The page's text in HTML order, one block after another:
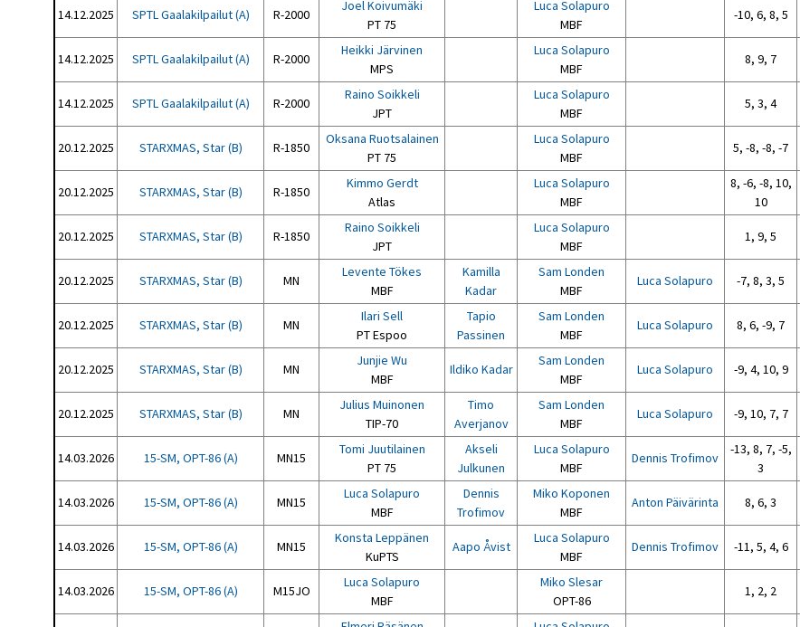
14.12.2025 SPTL Gaalakilpailut (A) R-2000
Joel Koivumäki
PT 75
Luca Solapuro
MBF
-10, 6, 8, 5
14.12.2025 SPTL Gaalakilpailut (A) R-2000
Heikki Järvinen
MPS
Luca Solapuro
MBF
8, 9, 7
14.12.2025 SPTL Gaalakilpailut (A) R-2000
Raino Soikkeli
JPT
Luca Solapuro
MBF
5, 3, 4
20.12.2025 STARXMAS, Star (B) R-1850
Oksana Ruotsalainen
PT 75
Luca Solapuro
MBF
5, -8, -8, -7
20.12.2025 STARXMAS, Star (B) R-1850
Kimmo Gerdt
Atlas
Luca Solapuro
MBF
8, -6, -8, 10,
10
20.12.2025 STARXMAS, Star (B) R-1850
Raino Soikkeli
JPT
Luca Solapuro
MBF
1, 9, 5
20.12.2025 STARXMAS, Star (B) MN
Levente Tökes
MBF
Kamilla
Kadar
Sam Londen
MBF
Luca Solapuro -7, 8, 3, 5
20.12.2025 STARXMAS, Star (B) MN
Ilari Sell
PT Espoo
Tapio
Passinen
Sam Londen
MBF
Luca Solapuro 8, 6, -9, 7
20.12.2025 STARXMAS, Star (B) MN
Junjie Wu
MBF
Ildiko Kadar
Sam Londen
MBF
Luca Solapuro -9, 4, 10, 9
20.12.2025 STARXMAS, Star (B) MN
Julius Muinonen
TIP-70
Timo
Averjanov
Sam Londen
MBF
Luca Solapuro -9, 10, 7, 7
14.03.2026 15-SM, OPT-86 (A) MN15
Tomi Juutilainen
PT 75
Akseli
Julkunen
Luca Solapuro
MBF
Dennis Trofimov
-13, 8, 7, -5,
3
14.03.2026 15-SM, OPT-86 (A) MN15
Luca Solapuro
MBF
Dennis
Trofimov
Miko Koponen
MBF
Anton Päivärinta 8, 6, 3
14.03.2026 15-SM, OPT-86 (A) MN15
Konsta Leppänen
KuPTS
Aapo Åvist
Luca Solapuro
MBF
Dennis Trofimov -11, 5, 4, 6
14.03.2026 15-SM, OPT-86 (A) M15JO
Luca Solapuro
MBF
Miko Slesar
OPT-86
1, 2, 2